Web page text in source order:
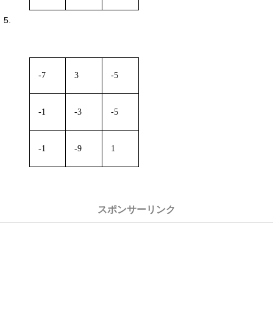
-7 3 -5
-1 -3 -5
-1 -9 1